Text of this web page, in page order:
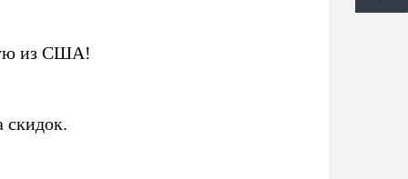
из США!
скидок.